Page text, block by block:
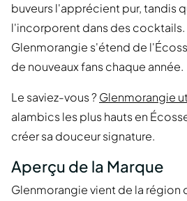
buveurs l'apprécient pur, tandis
l'incorporent dans des
Glenmorangie s'étend de
de nouveaux fans chaque année.
Le saviez-vous ? Glenmorangie
alambics les plus hauts en
créer sa douceur signature.
Aperçu de la Marque
Glenmorangie vient de la région